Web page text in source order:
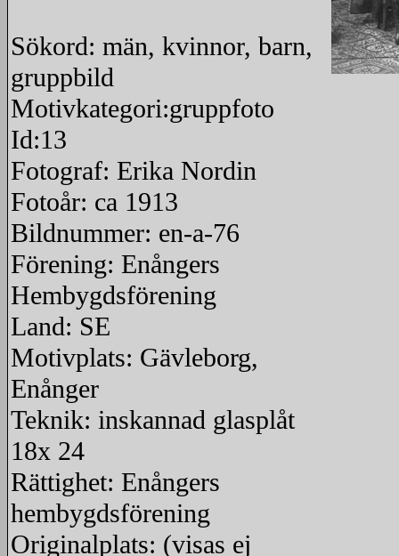
Sökord: män, kvinnor, barn,
gruppbild
Motivkategori:gruppfoto
Id:13
Fotograf: Erika Nordin
Fotoår: ca 1913
Bildnummer: en-a-76
Förening: Enångers
Hembygdsförening
Land: SE
Motivplats: Gävleborg,
Enånger
Teknik: inskannad glasplåt
18x 24
Rättighet: Enångers
hembygdsförening
Originalplats: (visas ej